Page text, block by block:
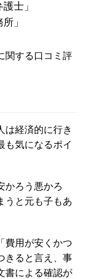
士」
」
関する口コミ評
は経済的に行き
も気になるポイ
かろう悪かろ
うと元も子もあ
費用が安くかつ
きると言え、事
書による確認が